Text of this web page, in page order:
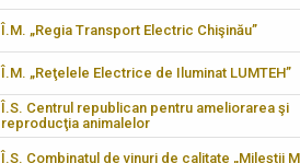
Î.M. „Regia Transport Electric Chişinău”
Î.M. „Reţelele Electrice de Iluminat LUMTEH”
Î.S. Centrul republican pentru ameliorarea şi
reproducţia animalelor
Î.S. Combinatul de vinuri de calitate „Mileştii